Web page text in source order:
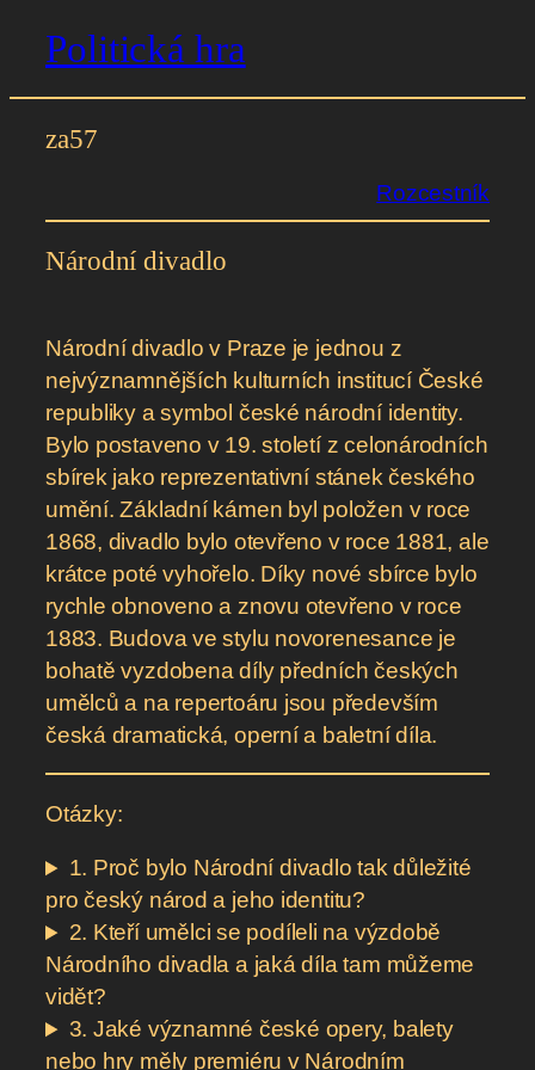
Přeskočit
obsah
Politická hra
za57
Rozcestník
Národní divadlo
Národní divadlo v Praze je jednou z
nejvýznamnějších kulturních institucí České
republiky a symbol české národní identity.
Bylo postaveno v 19. století z celonárodních
sbírek jako reprezentativní stánek českého
umění. Základní kámen byl položen v roce
1868, divadlo bylo otevřeno v roce 1881, ale
krátce poté vyhořelo. Díky nové sbírce bylo
rychle obnoveno a znovu otevřeno v roce
1883. Budova ve stylu novorenesance je
bohatě vyzdobena díly předních českých
umělců a na repertoáru jsou především
česká dramatická, operní a baletní díla.
Otázky:
1. Proč bylo Národní divadlo tak důležité
pro český národ a jeho identitu?
2. Kteří umělci se podíleli na výzdobě
Národního divadla a jaká díla tam můžeme
vidět?
3. Jaké významné české opery, balety
nebo hry měly premiéru v Národním